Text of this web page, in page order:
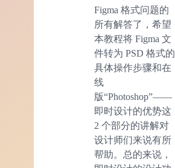
Figma 格式问题的
所有解答了，希望
本教程将 Figma 文
件转为 PSD 格式的
具体操作步骤和在
线
版“Photoshop”——
即时设计的优势这
2 个部分的讲解对
设计师们来说有所
帮助。总的来说，